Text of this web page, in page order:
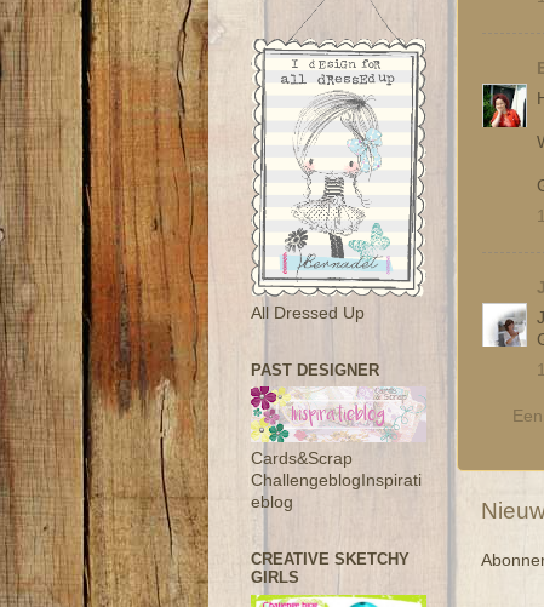
All Dressed Up
PAST DESIGNER
Cards&Scrap
ChallengeblogInspirati
eblog
CREATIVE SKETCHY
GIRLS